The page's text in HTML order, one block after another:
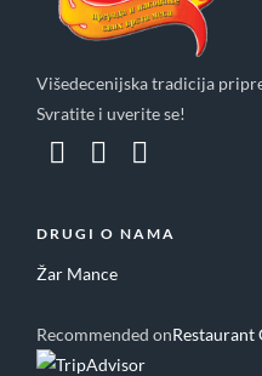
Višedecenijska tradicija
Svratite i uverite se!
DRUGI O NAMA
Žar Mance
Recommended onRestaurant